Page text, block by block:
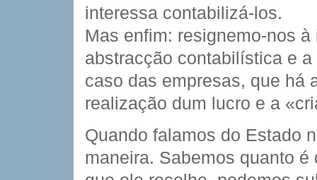
interessa contabilizá-los.
Mas enfim: resignemo-nos
abstracção contabilística e
caso das empresas, que há
realização dum lucro e a
Quando falamos do Estado
maneira. Sabemos quanto